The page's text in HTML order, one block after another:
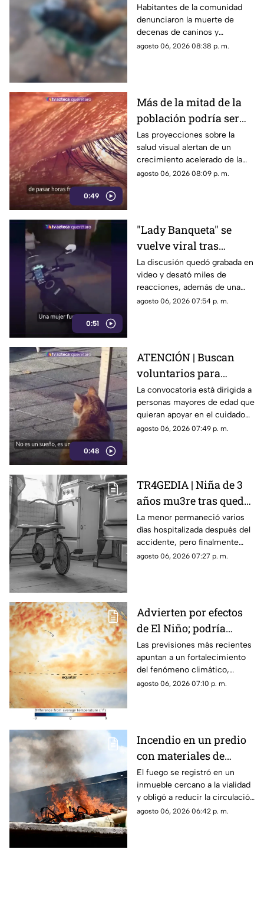
env3nen4miento de al
menos 23 perros en
esta zona de Querétaro:
IMAGENES SENSIBLES
Habitantes de la comunidad
denunciaron la muerte de
decenas de caninos y
solicitaron que se esclarezcan
agosto 06, 2026 08:38 p. m.
0:49
Más de la mitad de la
población podría ser
miope en 2050;
especialistas advierten
las causas
Las proyecciones sobre la
salud visual alertan de un
crecimiento acelerado de la
miopía y señalan que pasar
agosto 06, 2026 08:09 p. m.
0:51
"Lady Banqueta" se
vuelve viral tras
confrontar a un
repartidor; así fue el
momento
La discusión quedó grabada en
video y desató miles de
reacciones, además de una
muestra de apoyo de
agosto 06, 2026 07:54 p. m.
0:48
ATENCIÓN | Buscan
voluntarios para
cuidar gatos en una
isla de Grecia
La convocatoria está dirigida a
personas mayores de edad que
quieran apoyar en el cuidado
de gatos rescatados mientras
agosto 06, 2026 07:49 p. m.
TR4GEDIA | Niña de 3
años mu3re tras quedar
atrapada en un juguete
La menor permaneció varios
días hospitalizada después del
accidente, pero finalmente
perdió la vida a causa de una
agosto 06, 2026 07:27 p. m.
Advierten por efectos
de El Niño; podría
alcanzar intensidad
histórica
Las previsiones más recientes
apuntan a un fortalecimiento
del fenómeno climático,
mientras varios países ya
agosto 06, 2026 07:10 p. m.
Incendio en un predio
con materiales de
reciclaje provoca
afectaciones sobre la
carretera 57
El fuego se registró en un
inmueble cercano a la vialidad
y obligó a reducir la circulación
mientras continúan las
agosto 06, 2026 06:42 p. m.